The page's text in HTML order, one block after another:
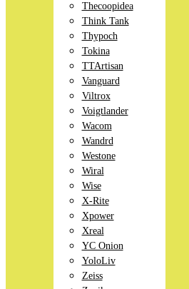
Thecoopidea
Think Tank
Thypoch
Tokina
TTArtisan
Vanguard
Viltrox
Voigtlander
Wacom
Wandrd
Westone
Wiral
Wise
X-Rite
Xpower
Xreal
YC Onion
YoloLiv
Zeiss